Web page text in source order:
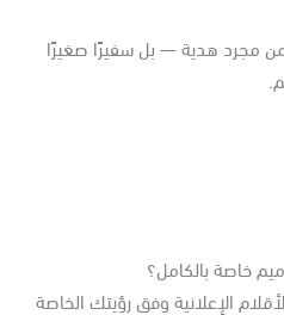
هدية — بل سفيرًا صغيرًا
بالكامل؟
الإعلانية وفق رؤيتك الخاصة